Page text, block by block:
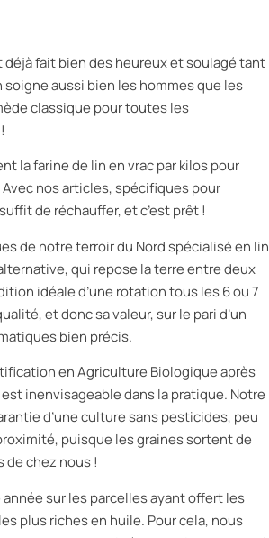
déjà fait bien des heureux et soulagé tant
aussi bien les hommes que les
classique pour toutes les
la farine de lin en vrac par kilos pour
nos articles, spécifiques pour
de réchauffer, et c’est prêt !
de notre terroir du Nord spécialisé en lin
qui repose la terre entre deux
idéale d’une rotation tous les 6 ou 7
et donc sa valeur, sur le pari d’un
bien précis.
en Agriculture Biologique après
inenvisageable dans la pratique. Notre
d’une culture sans pesticides, peu
puisque les graines sortent de
chez nous !
sur les parcelles ayant offert les
plus riches en huile. Pour cela, nous